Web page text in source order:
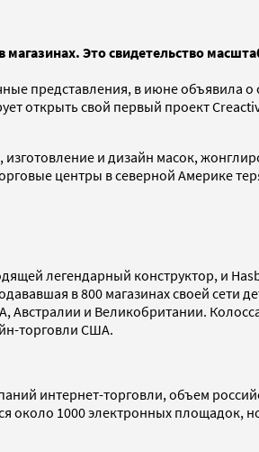
Это свидетельство
представления, в июне объявила
открыть свой первый проект
и дизайн масок,
центры в северной Америке
легендарный конструктор, и
в 800 магазинах своей сети
и Великобритании.
торговли США.
интернет-торговли, объем
около 1000 электронных площадок,